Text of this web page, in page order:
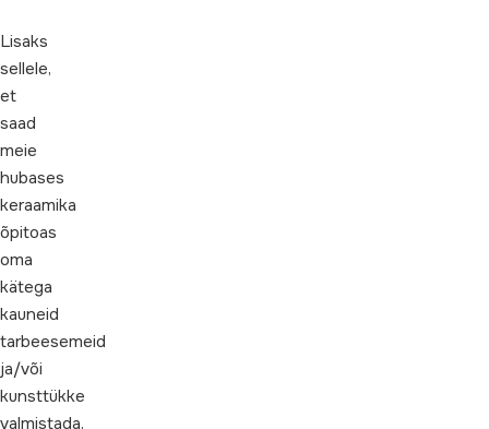
Lisaks
sellele,
et
saad
meie
hubases
keraamika
õpitoas
oma
kätega
kauneid
tarbeesemeid
ja/või
kunsttükke
valmistada,